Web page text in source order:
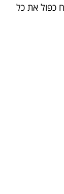
כפול את כל